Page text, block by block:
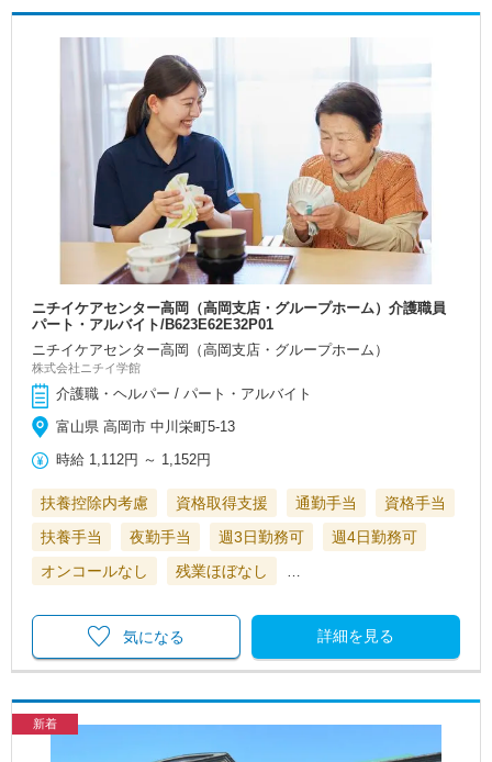
ニチイケアセンター高岡（高岡支店・グループホーム）介護職員
パート・アルバイト/B623E62E32P01
ニチイケアセンター高岡（高岡支店・グループホーム）
株式会社ニチイ学館
介護職・ヘルパー / パート・アルバイト
富山県 高岡市 中川栄町5-13
時給 1,112円 ～ 1,152円
扶養控除内考慮 資格取得支援 通勤手当
資格手当
扶養手当
夜勤手当 週3日勤務可
週4日勤務可
オンコールなし
残業ほぼなし …
詳細を見る
気になる
新着